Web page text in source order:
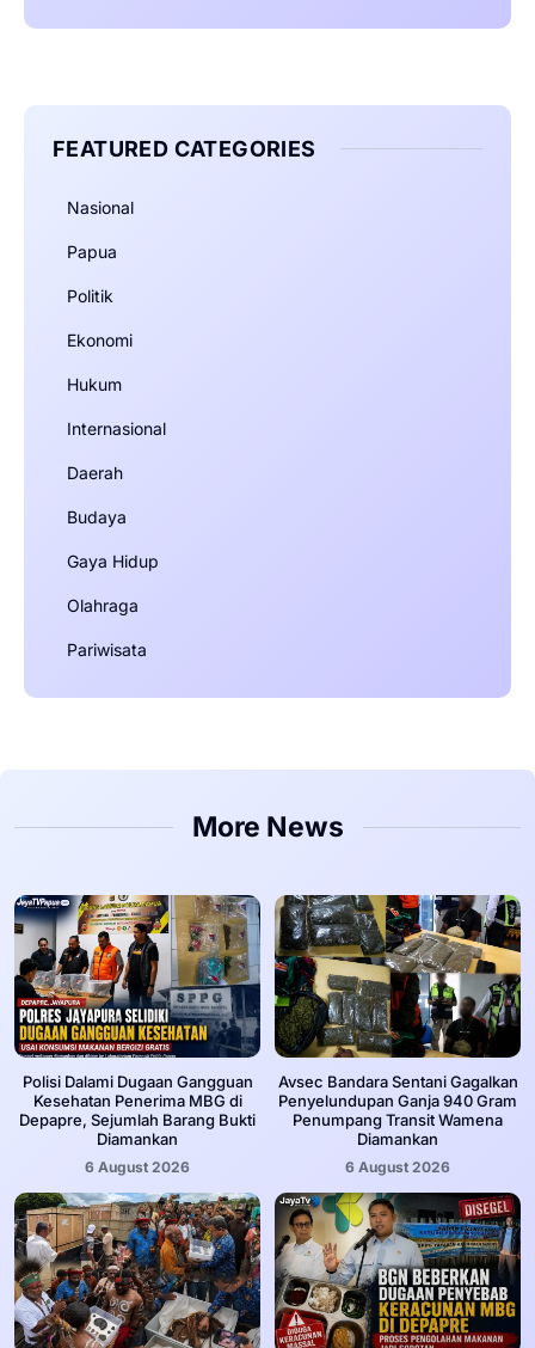
FEATURED CATEGORIES
Nasional
Papua
Politik
Ekonomi
Hukum
Internasional
Daerah
Budaya
Gaya Hidup
Olahraga
Pariwisata
More News
‎Polisi Dalami Dugaan Gangguan
Kesehatan Penerima MBG di
Depapre, Sejumlah Barang Bukti
Diamankan
6 August 2026
Avsec Bandara Sentani Gagalkan
Penyelundupan Ganja 940 Gram
Penumpang Transit Wamena
Diamankan
6 August 2026